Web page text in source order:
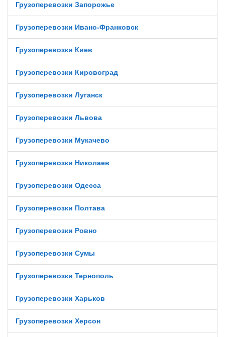
Грузоперевозки Запорожье
Грузоперевозки Ивано-Франковск
Грузоперевозки Киев
Грузоперевозки Кировоград
Грузоперевозки Луганск
Грузоперевозки Львова
Грузоперевозки Мукачево
Грузоперевозки Николаев
Грузоперевозки Одесса
Грузоперевозки Полтава
Грузоперевозки Ровно
Грузоперевозки Сумы
Грузоперевозки Тернополь
Грузоперевозки Харьков
Грузоперевозки Херсон